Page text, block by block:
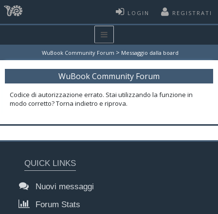
LOGIN REGISTRATI
WuBook Community Forum > Messaggio dalla board
WuBook Community Forum
Codice di autorizzazione errato. Stai utilizzando la funzione in
modo corretto? Torna indietro e riprova.
QUICK LINKS
Nuovi messaggi
Forum Stats